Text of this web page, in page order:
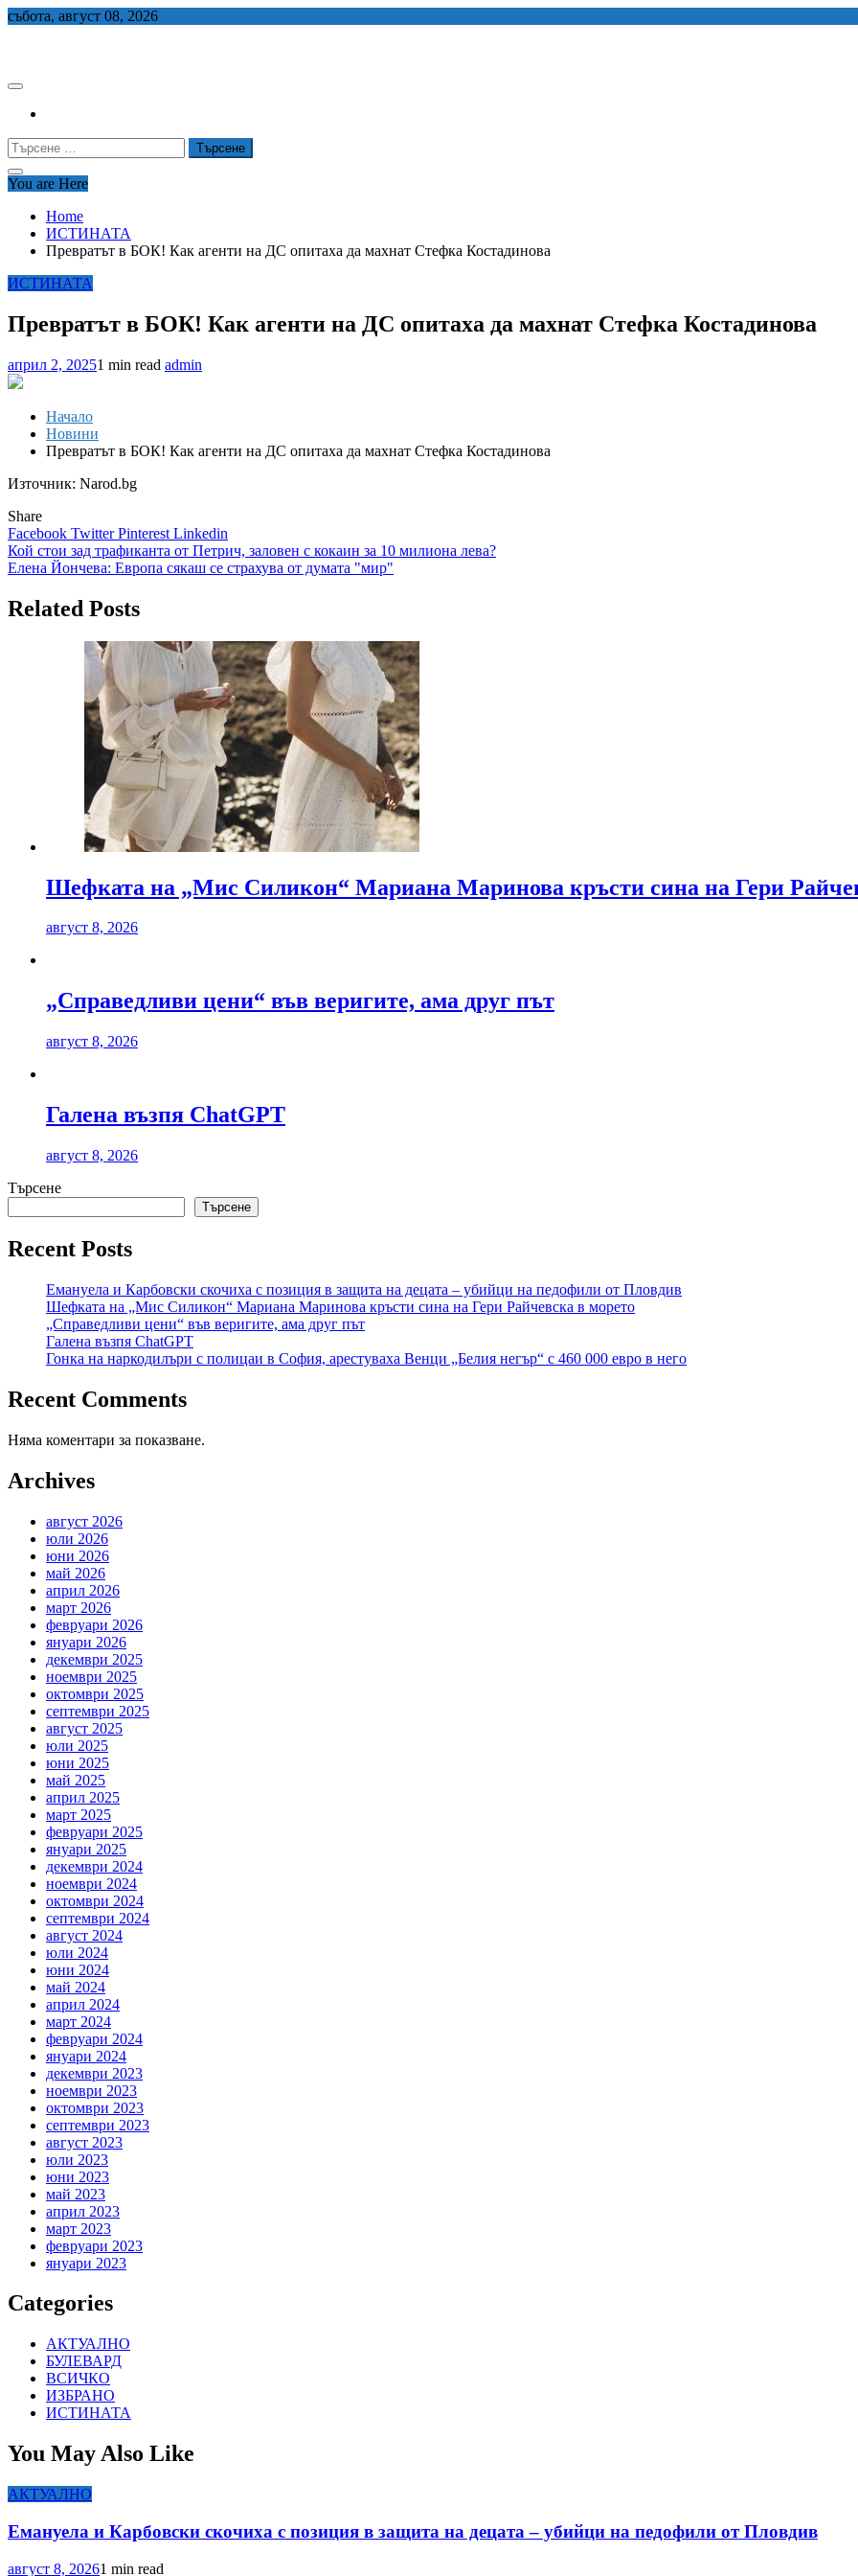
Skip
събота, август 08, 2026
Търсене
за:
You are Here
Home
ИСТИНАТА
Превратът в БОК! Как агенти на ДС опитаха да махнат Стефка Костадинова
ИСТИНАТА
Превратът в БОК! Как агенти на ДС опитаха да махнат Стефка Костадинова
април 2, 20251 min read admin
Начало
Новини
Превратът в БОК! Как агенти на ДС опитаха да махнат Стефка Костадинова
Източник: Narod.bg
Share
Facebook TwitterPinterest Linkedin
Навигация
Кой стои зад трафиканта от Петрич, заловен с кокаин за 10 милиона лева?
Елена Йончева: Европа сякаш се страхува от думата "мир"
Related Posts
Шефката на „Мис Силикон“ Мариана Маринова кръсти сина на Гери
август 8, 2026
„Справедливи цени“ във веригите, ама друг път
август 8, 2026
Галена възпя ChatGPT
август 8, 2026
Търсене
Търсене
Recent Posts
Емануела и Карбовски скочиха с позиция в защита на децата – убийци на педофили от Пловдив
Шефката на „Мис Силикон“ Мариана Маринова кръсти сина на Гери Райчевска в морето
„Справедливи цени“ във веригите, ама друг път
Галена възпя ChatGPT
Гонка на наркодилъри с полицаи в София, арестуваха Венци „Белия негър“ с 460 000 евро в него
Recent Comments
Няма коментари за показване.
Archives
август 2026
юли 2026
юни 2026
май 2026
април 2026
март 2026
февруари 2026
януари 2026
декември 2025
ноември 2025
октомври 2025
септември 2025
август 2025
юли 2025
юни 2025
май 2025
април 2025
март 2025
февруари 2025
януари 2025
декември 2024
ноември 2024
октомври 2024
септември 2024
август 2024
юли 2024
юни 2024
май 2024
април 2024
март 2024
февруари 2024
януари 2024
декември 2023
ноември 2023
октомври 2023
септември 2023
август 2023
юли 2023
юни 2023
май 2023
април 2023
март 2023
февруари 2023
януари 2023
Categories
АКТУАЛНО
БУЛЕВАРД
ВСИЧКО
ИЗБРАНО
ИСТИНАТА
You May Also Like
АКТУАЛНО
Емануела и Карбовски скочиха с позиция в защита на децата – убийци на педофили от Пловдив
август 8, 20261 min read